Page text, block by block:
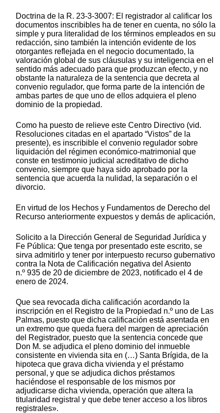
Doctrina de la R. 23-3-3007: El registrador al calificar los
documentos inscribibles ha de tener en cuenta, no sólo la
simple y pura literalidad de los términos empleados en su
redacción, sino también la intención evidente de los
otorgantes reflejada en el negocio documentado, la
valoración global de sus cláusulas y su inteligencia en el
sentido más adecuado para que produzcan efecto, y no
obstante la naturaleza de la sentencia que decreta al
convenio regulador, que forma parte de la intención de
ambas partes de que uno de ellos adquiera el pleno
dominio de la propiedad.
Como ha puesto de relieve este Centro Directivo (vid.
Resoluciones citadas en el apartado “Vistos” de la
presente), es inscribible el convenio regulador sobre
liquidación del régimen económico-matrimonial que
conste en testimonio judicial acreditativo de dicho
convenio, siempre que haya sido aprobado por la
sentencia que acuerda la nulidad, la separación o el
divorcio.
En virtud de los Hechos y Fundamentos de Derecho del
Recurso anteriormente expuestos y demás de aplicación,
Solicito a la Dirección General de Seguridad Jurídica y
Fe Pública: Que tenga por presentado este escrito, se
sirva admitirlo y tener por interpuesto recurso gubernativo
contra la Nota de Calificación negativa del Asiento
n.º 935 de 20 de diciembre de 2023, notificado el 4 de
enero de 2024.
Que sea revocada dicha calificación acordando la
inscripción en el Registro de la Propiedad n.º uno de Las
Palmas, puesto que dicha calificación está asentada en
un extremo que queda fuera del margen de apreciación
del Registrador, puesto que la sentencia concede que
Don M. se adjudica el pleno dominio del inmueble
consistente en vivienda sita en (…) Santa Brígida, de la
hipoteca que grava dicha vivienda y el préstamo
personal, y que se adjudica dichos préstamos
haciéndose el responsable de los mismos por
adjudicarse dicha vivienda, operación que altera la
titularidad registral y que debe tener acceso a los libros
registrales».